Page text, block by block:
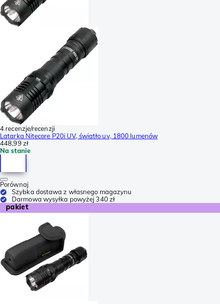
4 recenzje/recenzji
Latarka Nitecore P20i UV, światło uv, 1800 lumenów
448,99 zł
Na stanie
Porównaj
Szybka dostawa z własnego magazynu
Darmowa wysyłka powyżej 340 zł
pakiet